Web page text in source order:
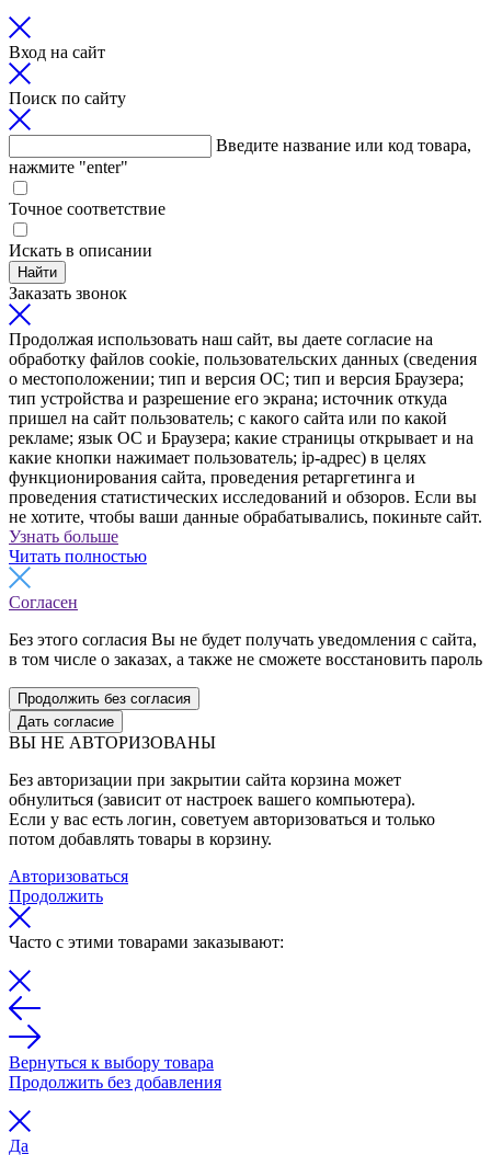
Вход на сайт
Поиск по сайту
Введите название или код товара,
нажмите "enter"
Точное соответствие
Искать в описании
Найти
Заказать звонок
Продолжая использовать наш сайт, вы даете согласие на
обработку файлов cookie, пользовательских данных (сведения
о местоположении; тип и версия ОС; тип и версия Браузера;
тип устройства и разрешение его экрана; источник откуда
пришел на сайт пользователь; с какого сайта или по какой
рекламе; язык ОС и Браузера; какие страницы открывает и на
какие кнопки нажимает пользователь; ip-адрес) в целях
функционирования сайта, проведения ретаргетинга и
проведения статистических исследований и обзоров. Если вы
не хотите, чтобы ваши данные обрабатывались, покиньте сайт.
Узнать больше
Читать полностью
Согласен
Без этого согласия Вы не будет получать уведомления с сайта,
в том числе о заказах, а также не сможете восстановить пароль
Продолжить без согласия
Дать согласие
ВЫ НЕ АВТОРИЗОВАНЫ
Без авторизации при закрытии сайта корзина может
обнулиться (зависит от настроек вашего компьютера).
Если у вас есть логин, советуем авторизоваться и только
потом добавлять товары в корзину.
Авторизоваться
Продолжить
Часто с этими товарами заказывают:
Вернуться к выбору товара
Продолжить без добавления
Да